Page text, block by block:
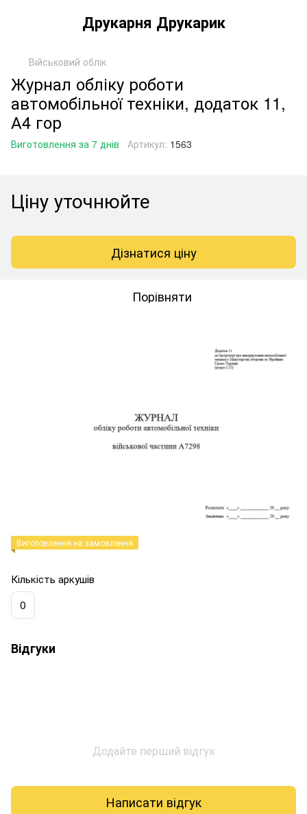
Друкарня Друкарик
Військовий облік
Журнал обліку роботи
автомобільної техніки, додаток 11,
А4 гор
Виготовлення за 7 днів Артикул: 1563
Ціну уточнюйте
Дізнатися ціну
Порівняти
Виготовлення на замовлення
Кількість аркушів
0
Відгуки
Додайте перший відгук
Написати відгук